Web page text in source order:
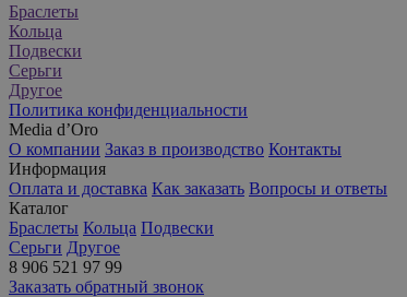
Браслеты
Кольца
Подвески
Серьги
Другое
Политика конфиденциальности
Media d’Oro
О компании Заказ в производство Контакты
Информация
Оплата и доставка Как заказать Вопросы и ответы
Каталог
Браслеты Кольца Подвески
Серьги Другое
8 906 521 97 99
Заказать обратный звонок